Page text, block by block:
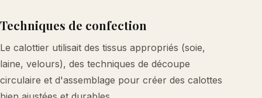
Techniques de confection
Le calottier utilisait des tissus appropriés (soie,
laine, velours), des techniques de découpe
circulaire et d'assemblage pour créer des calottes